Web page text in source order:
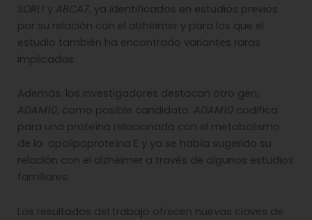
SORL1 y ABCA7, ya identificados en estudios previos
por su relación con el alzhéimer y para los que el
estudio también ha encontrado variantes raras
implicadas.
Además, los investigadores destacan otro gen,
ADAM10, como posible candidato. ADAM10 codifica
para una proteína relacionada con el metabolismo
de la apolipoproteína E y ya se había sugerido su
relación con el alzhéimer a través de algunos estudios
familiares.
Los resultados del trabajo ofrecen nuevas claves de